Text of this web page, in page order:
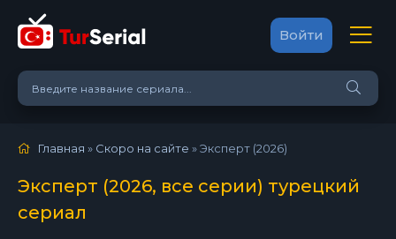
Войти
Главная » Скоро на сайте » Эксперт (2026)
Эксперт (2026, все серии) турецкий
сериал